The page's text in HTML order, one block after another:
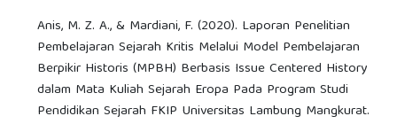
Anis, M. Z. A., & Mardiani, F. (2020). Laporan Penelitian
Pembelajaran Sejarah Kritis Melalui Model Pembelajaran
Berpikir Historis (MPBH) Berbasis Issue Centered History
dalam Mata Kuliah Sejarah Eropa Pada Program Studi
Pendidikan Sejarah FKIP Universitas Lambung Mangkurat.